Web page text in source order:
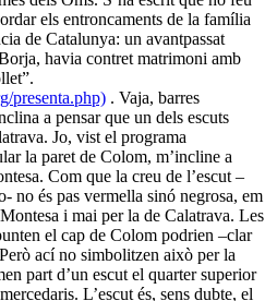
els entroncaments de la família
de Catalunya: un avantpassat
havia contret matrimoni amb
presenta.php) . Vaja, barres
a pensar que un dels escuts
Jo, vist el programa
la paret de Colom, m’incline a
Com que la creu de l’escut –
no és pas vermella sinó negrosa, em
i mai per la de Calatrava. Les
el cap de Colom podrien –clar
ací no simbolitzen això per la
part d’un escut el quarter superior
L’escut és, sens dubte, el